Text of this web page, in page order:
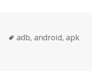
Mots-
adb,android,apk